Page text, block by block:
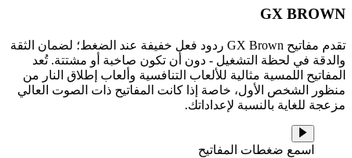
GX BROWN
تقدم مفاتيح GX Brown ردود فعل خفيفة عند الضغط؛ لضمان الثقة
والدقة في لحظة التشغيل - دون أن تكون صاخبة أو مشتتة. تُعد
المفاتيح اللمسية مثالية للألعاب التنافسية وألعاب إطلاق النار من
منظور الشخص الأول، خاصة إذا كانت المفاتيح ذات الصوت العالي
مزعجة للغاية بالنسبة لإعداداتك.
اسمع ضغطات المفاتيح